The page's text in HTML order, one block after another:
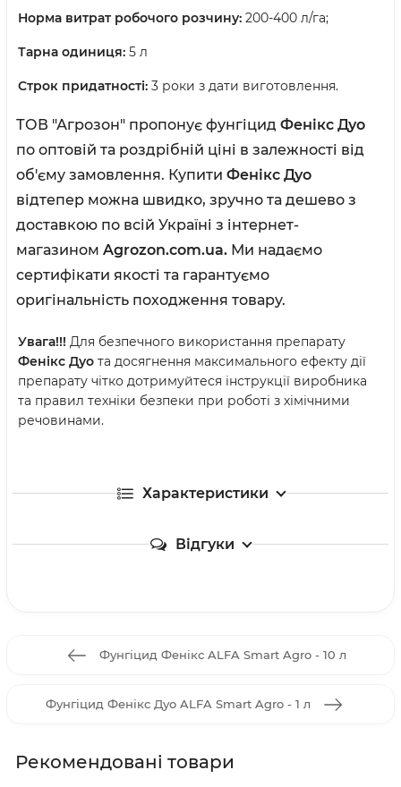
Норма витрат робочого розчину: 200-400 л/га;
Тарна одиниця: 5 л
Строк придатності: 3 роки з дати виготовлення.
ТОВ "Агрозон" пропонує фунгіцид Фенікс Дуо
по оптовій та роздрібній ціні в залежності від
об'єму замовлення. Купити Фенікс Дуо
відтепер можна швидко, зручно та дешево з
доставкою по всій Україні з інтернет-
магазином Agrozon.com.ua. Ми надаємо
сертифікати якості та гарантуємо
оригінальність походження товару.
Увага!!! Для безпечного використання препарату
Фенікс Дуо та досягнення максимального ефекту дії
препарату чітко дотримуйтеся інструкції виробника
та правил техніки безпеки при роботі з хімічними
речовинами.
Характеристики
Відгуки
Фунгіцид Фенікс ALFA Smart Agro - 10 л
Фунгіцид Фенікс Дуо ALFA Smart Agro - 1 л
Рекомендовані товари